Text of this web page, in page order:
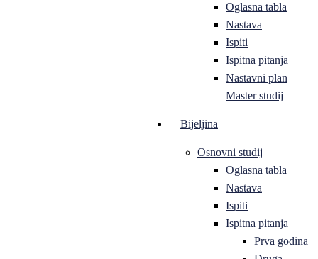
Oglasna tabla
Nastava
Ispiti
Ispitna pitanja
Nastavni plan
Master studij
Bijeljina
Osnovni studij
Oglasna tabla
Nastava
Ispiti
Ispitna pitanja
Prva godina